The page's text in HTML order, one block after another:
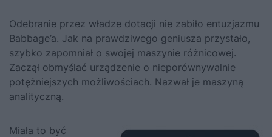
Odebranie przez władze dotacji nie zabiło entuzjazmu
Babbage’a. Jak na prawdziwego geniusza przystało,
szybko zapomniał o swojej maszynie różnicowej.
Zaczął obmyślać urządzenie o nieporównywalnie
potężniejszych możliwościach. Nazwał je maszyną
analityczną.
Miała to być